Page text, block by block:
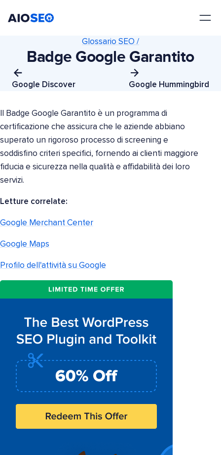
Google Discover
Glossario SEO /
Badge Google Garantito
Google Hummingbird
Il Badge Google Garantito è un programma di
certificazione che assicura che le aziende abbiano
superato un rigoroso processo di screening e
soddisfino criteri specifici, fornendo ai clienti maggiore
fiducia e sicurezza nella qualità e affidabilità dei loro
servizi.
Letture correlate:
Google Merchant Center
Google Maps
Profilo dell'attività su Google